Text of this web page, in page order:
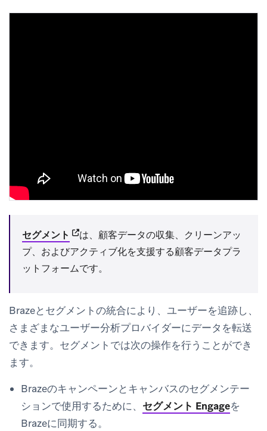
セグメント (opens in new tab)
は、顧客データの収集、クリーンアッ
プ、およびアクティブ化を支援する顧客データプラ
ットフォームです。
Brazeとセグメントの統合により、ユーザーを追跡し、
さまざまなユーザー分析プロバイダーにデータを転送
できます。セグメントでは次の操作を行うことができ
ます。
Brazeのキャンペーンとキャンバスのセグメンテー
ションで使用するために、 セグメント Engageを
Brazeに同期する。